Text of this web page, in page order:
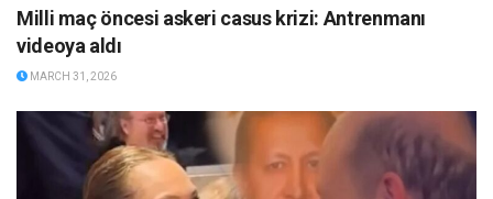
Milli maç öncesi askeri casus krizi: Antrenmanı
videoya aldı
MARCH 31, 2026